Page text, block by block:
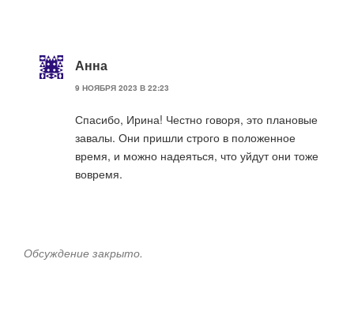
Анна
9 НОЯБРЯ 2023 В 22:23
Спасибо, Ирина! Честно говоря, это плановые
завалы. Они пришли строго в положенное
время, и можно надеяться, что уйдут они тоже
вовремя.
Обсуждение закрыто.